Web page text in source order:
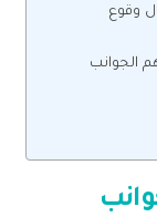
وقوع
الجوانب